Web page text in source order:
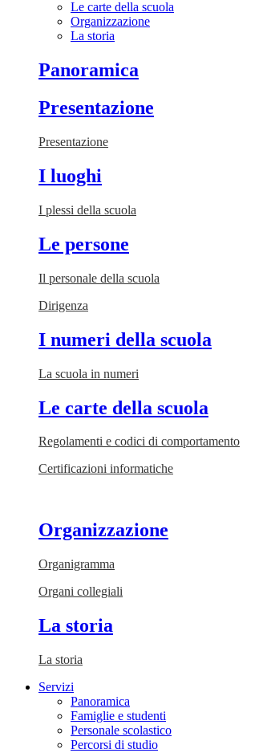
Le carte della scuola
Organizzazione
La storia
Panoramica
Presentazione
Presentazione
I luoghi
I plessi della scuola
Le persone
Il personale della scuola
Dirigenza
I numeri della scuola
La scuola in numeri
Le carte della scuola
Regolamenti e codici di comportamento
Certificazioni informatiche
Organizzazione
Organigramma
Organi collegiali
La storia
La storia
Servizi
Panoramica
Famiglie e studenti
Personale scolastico
Percorsi di studio